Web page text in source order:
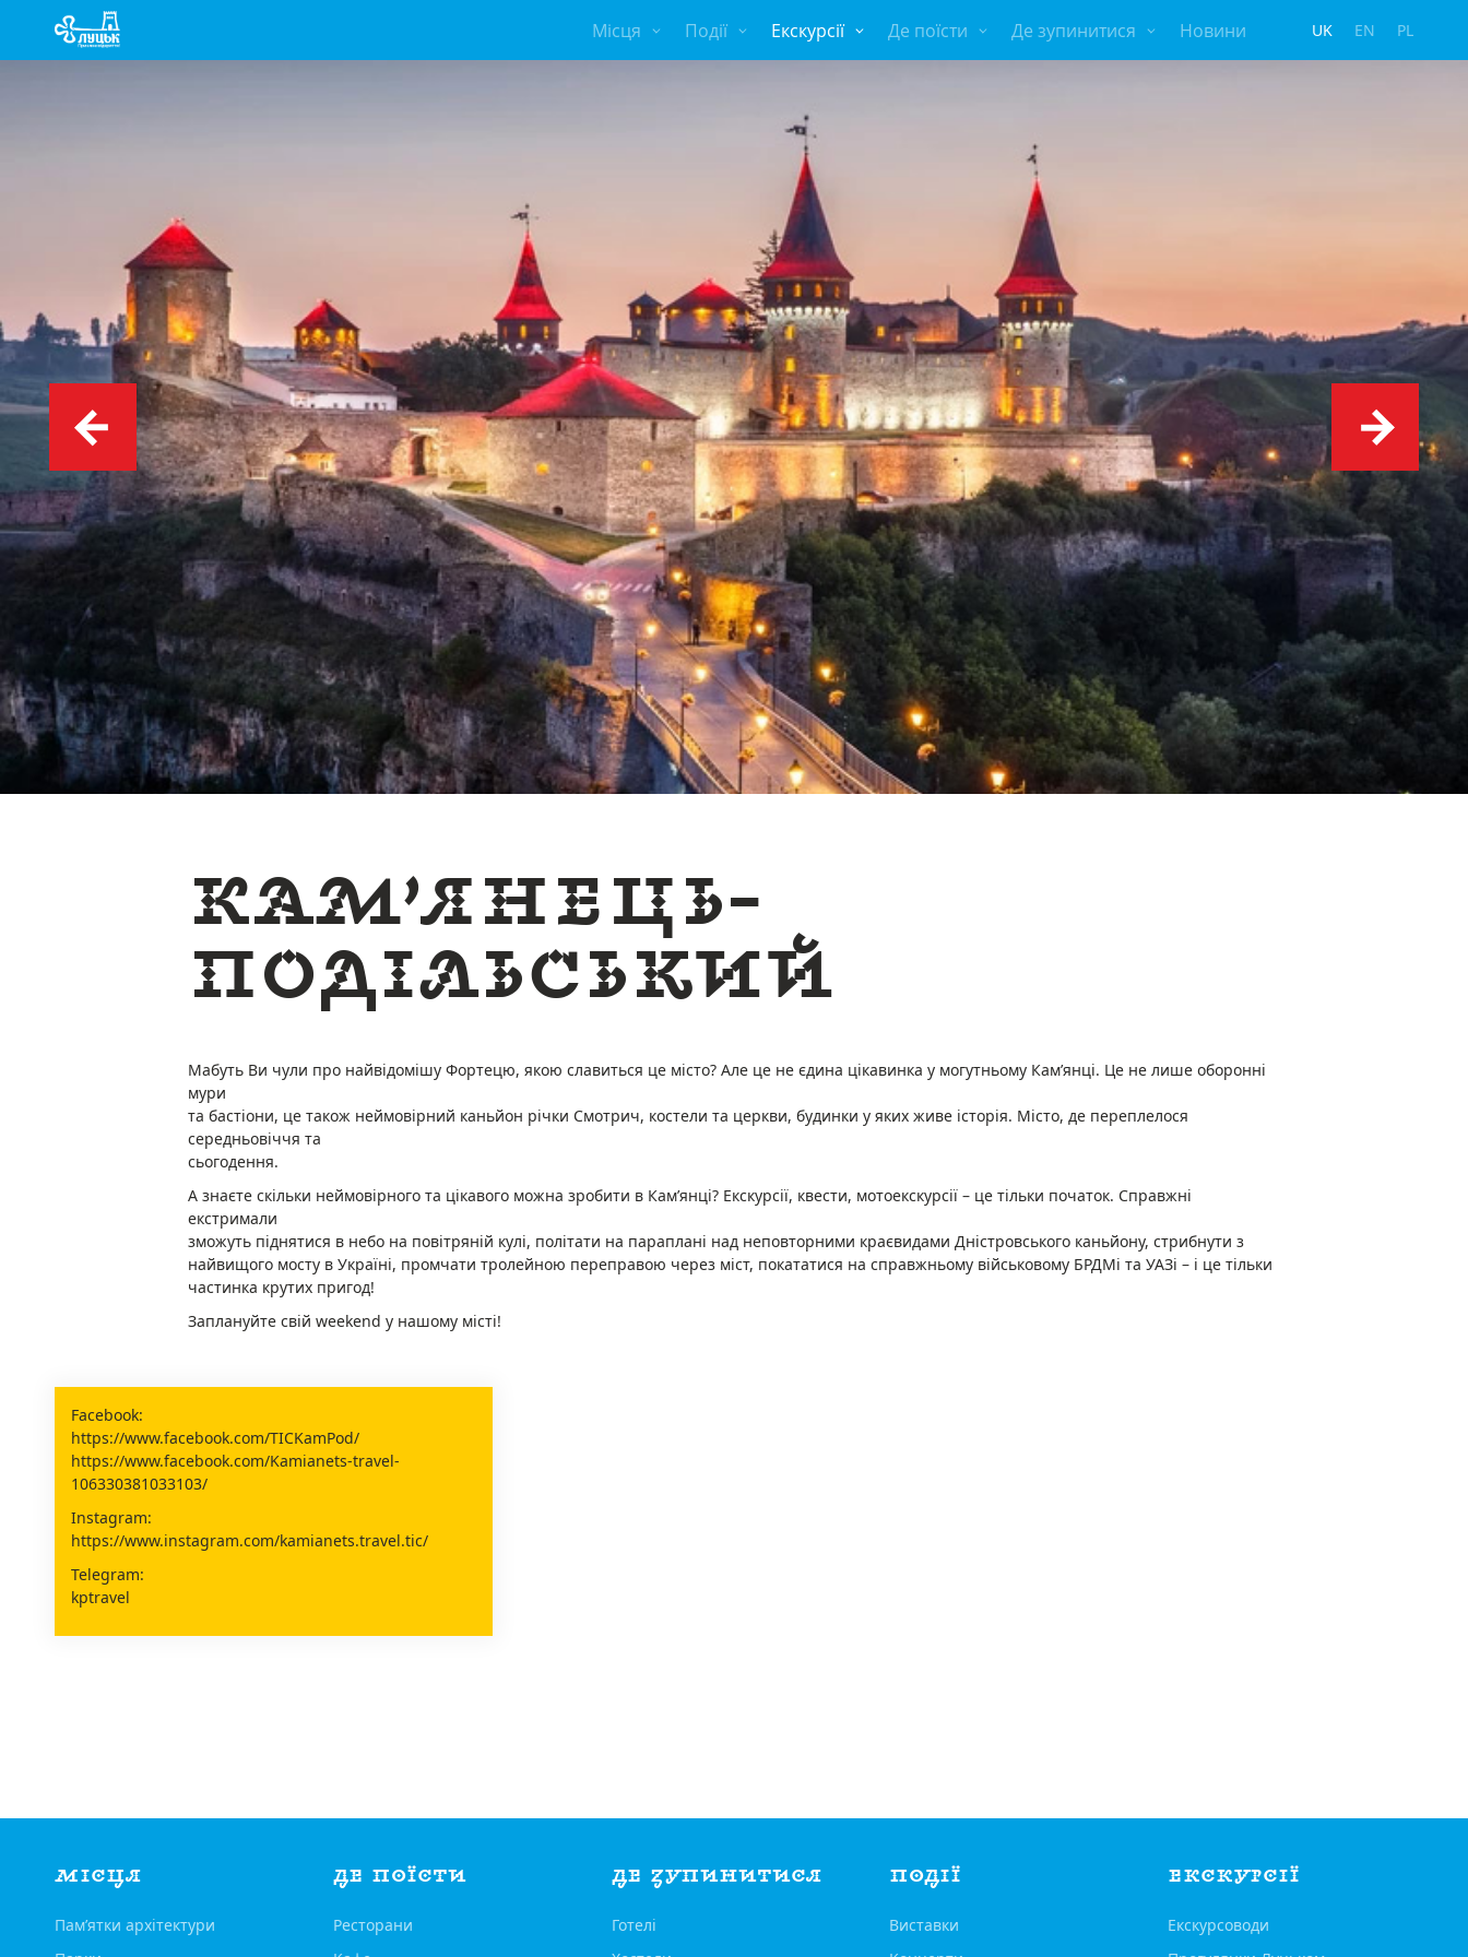
Місця Події Екскурсії Де поїсти Де зупинитися Новини UK EN PL
Кам’янець-
Подільський
Мабуть Ви чули про найвідомішу Фортецю, якою славиться це місто? Але це не єдина цікавинка у могутньому Кам’янці. Це не лише оборонні
мури
та бастіони, це також неймовірний каньйон річки Смотрич, костели та церкви, будинки у яких живе історія. Місто, де переплелося
середньовіччя та
сьогодення.
А знаєте скільки неймовірного та цікавого можна зробити в Кам’янці? Екскурсії, квести, мотоекскурсії – це тільки початок. Справжні
екстримали
зможуть піднятися в небо на повітряній кулі, політати на параплані над неповторними краєвидами Дністровського каньйону, стрибнути з
найвищого мосту в Україні, промчати тролейною переправою через міст, покататися на справжньому військовому БРДМі та УАЗі – і це тільки
частинка крутих пригод!
Заплануйте свій weekend у нашому місті!
Facebook:
https://www.facebook.com/TICKamPod/
https://www.facebook.com/Kamianets-travel-
106330381033103/
Instagram:
https://www.instagram.com/kamianets.travel.tic/
Telegram:
kptravel
МІСЦЯ
Пам’ятки архітектури
ДЕ ПОЇСТИ
Ресторани
ДЕ ЗУПИНИТИСЯ
Готелі
ПОДІЇ
Виставки
ЕКСКУРСІЇ
Екскурсоводи